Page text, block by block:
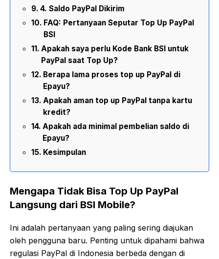
4. Saldo PayPal Dikirim
FAQ: Pertanyaan Seputar Top Up PayPal
BSI
Apakah saya perlu Kode Bank BSI untuk
PayPal saat Top Up?
Berapa lama proses top up PayPal di
Epayu?
Apakah aman top up PayPal tanpa kartu
kredit?
Apakah ada minimal pembelian saldo di
Epayu?
Kesimpulan
Mengapa Tidak Bisa Top Up PayPal
Langsung dari BSI Mobile?
Ini adalah pertanyaan yang paling sering diajukan
oleh pengguna baru. Penting untuk dipahami bahwa
regulasi PayPal di Indonesia berbeda dengan di